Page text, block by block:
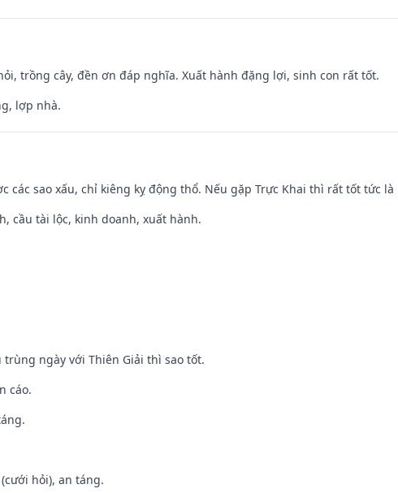
trồng cây, đền ơn đáp nghĩa. Xuất hành đặng lợi, sinh con rất tốt.
lợp nhà.
các sao xấu, chỉ kiêng kỵ động thổ. Nếu gặp Trực Khai thì rất tốt tức
cầu tài lộc, kinh doanh, xuất hành.
trùng ngày với Thiên Giải thì sao tốt.
cáo.
hỏi), an táng.